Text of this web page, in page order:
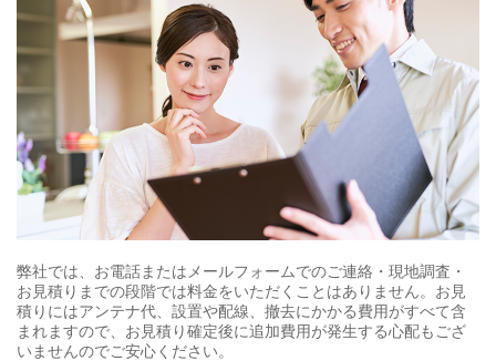
弊社では、お電話またはメールフォームでのご連絡・現地調査・
お見積りまでの段階では料金をいただくことはありません。お見
積りにはアンテナ代、設置や配線、撤去にかかる費用がすべて含
まれますので、お見積り確定後に追加費用が発生する心配もござ
いませんのでご安心ください。